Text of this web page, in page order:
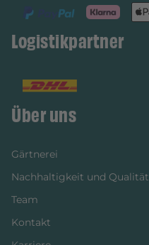
Logistikpartner
Über uns
Gärtnerei
Nachhaltigkeit und Qualität
Team
Kontakt